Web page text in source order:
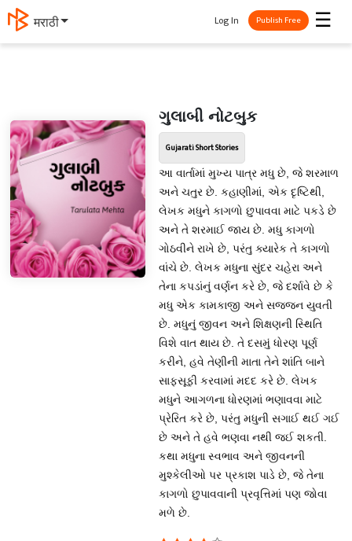
मराठी ☰
Log In Publish Free
ગુલાબી નોટબુક
Gujarati Short Stories
આ વાર્તામાં મુખ્ય પાત્ર મધુ છે, જે શરમાળ
અને ચતુર છે. કહાણીમાં, એક દૃષ્ટિથી,
લેખક મધુને કાગળો છુપાવવા માટે પકડે છે
અને તે શરમાઈ જાય છે. મધુ કાગળો
ગોઠવીને રાખે છે, પરંતુ ક્યારેક તે કાગળો
વાંચે છે. લેખક મધુના સુંદર ચહેરા અને
તેના કપડાંનું વર્ણન કરે છે, જે દર્શાવે છે કે
મધુ એક કામકાજી અને સજ્જન યુવતી
છે. મધુનું જીવન અને શિક્ષણની સ્થિતિ
વિશે વાત થાય છે. તે દસમું ધોરણ પૂર્ણ
કરીને, હવે તેણીની માતા તેને શાંતિ બાને
સાફસૂફી કરવામાં મદદ કરે છે. લેખક
મધુને આગળના ધોરણમાં ભણાવવા માટે
પ્રેરિત કરે છે, પરંતુ મધુની સગાઈ થઈ ગઈ
છે અને તે હવે ભણવા નથી જઈ શકતી.
કથા મધુના સ્વભાવ અને જીવનની
મુશ્કેલીઓ પર પ્રકાશ પાડે છે, જે તેના
કાગળો છુપાવવાની પ્રવૃત્તિમાં પણ જોવા
મળે છે.